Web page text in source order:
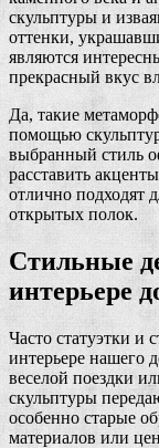
скульптуры и
оттенки,
являются
прекрасный вкус
Да, такие
помощью
выбранный стиль
расставить
отлично подходят
открытых полок.
Стильные
интерьере
Часто статуэтки и
интерьере нашего
веселой поездки
скульптуры
особенно старые
материалов или